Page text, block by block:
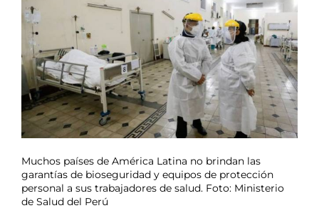
Muchos países de América Latina no brindan las
garantías de bioseguridad y equipos de protección
personal a sus trabajadores de salud. Foto: Ministerio
de Salud del Perú